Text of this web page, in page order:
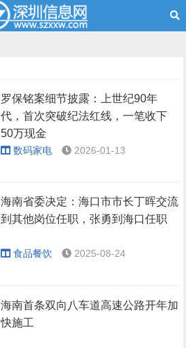
罗保铭案细节披露：上世纪90年
代，首次突破纪法红线，一笔收下
50万现金
数码家电 2026-01-13
海南省委决定：海口市市长丁晖交流
到其他岗位任职，张勇到海口任职
食品餐饮 2025-08-24
海南首条双向八车道高速公路开年加
快施工